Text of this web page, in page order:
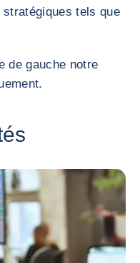
tels que
de gauche notre